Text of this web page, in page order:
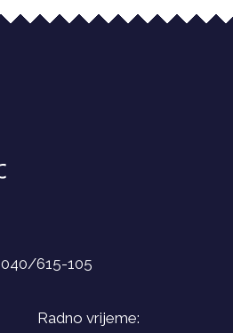
040/615-105
Radno vrijeme: